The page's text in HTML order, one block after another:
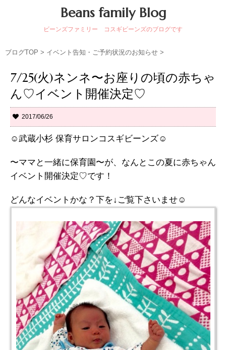
Beans family Blog
ビーンズファミリー コスギビーンズのブログです
ブログTOP > イベント告知・ご予約状況のお知らせ >
7/25(火)ネンネ〜お座りの頃の赤ちゃ
ん♡イベント開催決定♡
2017/06/26
☺︎武蔵小杉 保育サロンコスギビーンズ☺︎
〜ママと一緒に保育園〜が、なんとこの夏に赤ちゃん
イベント開催決定♡です！
どんなイベントかな？下を↓ご覧下さいませ☺︎